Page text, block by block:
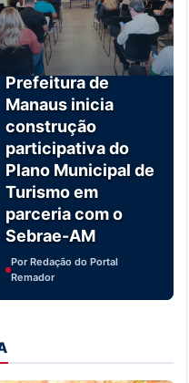
Prefeitura de
Manaus inicia
construção
participativa do
Plano Municipal de
Turismo em
parceria com o
Sebrae-AM
Por Redação do Portal
Remador